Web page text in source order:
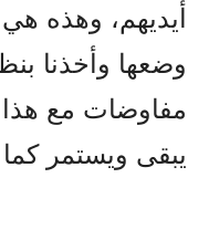
أيديهم، وهذه
وضعها وأخذنا
مفاوضات مع هذا
يبقى ويستمر